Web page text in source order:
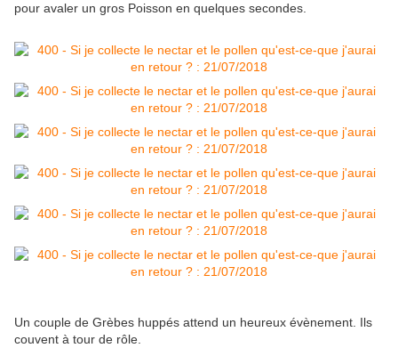
pour avaler un gros Poisson en quelques secondes.
Un couple de Grèbes huppés attend un heureux évènement. Ils
couvent à tour de rôle.